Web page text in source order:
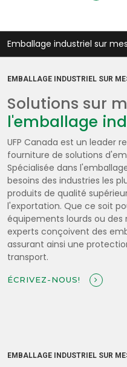
Emballage industriel sur
EMBALLAGE INDUSTRIEL SUR
Solutions sur
l'emballage
UFP Canada est un leader
fourniture de solutions
Spécialisée dans
besoins des industries les
produits de qualité
l'exportation. Que ce soit
équipements lourds ou
experts conçoivent des
assurant ainsi une
transport.
ÉCRIVEZ-NOUS!
EMBALLAGE INDUSTRIEL SUR